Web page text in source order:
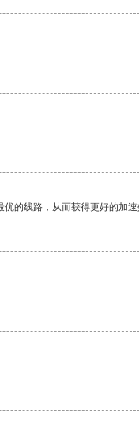
的线路，从而获得更好的加速